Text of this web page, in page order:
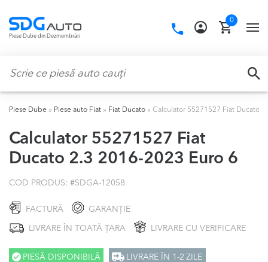
navigation
content
Piese Dube din Dezmembrări
Call
0
Piese Dube » Piese auto Fiat » Fiat Ducato » Calculator 55271527 Fiat Ducato
Calculator 55271527 Fiat
Ducato 2.3 2016-2023 Euro 6
COD PRODUS: #SDGA-12058
FACTURĂ GARANȚIE
LIVRARE ÎN TOATĂ ȚARA LIVRARE CU VERIFICARE
PIESĂ DISPONIBILĂ LIVRARE ÎN 1-2 ZILE